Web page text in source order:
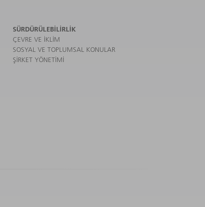
SÜRDÜRÜLEBILIRLIK
ÇEVRE VE IKLIM
SOSYAL VE TOPLUMSAL KONULAR
ŞIRKET YÖNETIMI